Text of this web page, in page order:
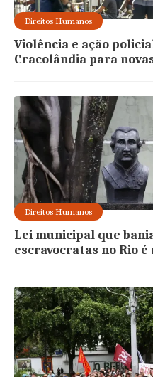
Direitos Humanos
Violência e ação
Cracolândia para
Direitos Humanos
Lei municipal que
escravocratas no Rio é